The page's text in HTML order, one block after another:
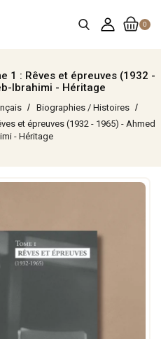
0
1 : Rêves et épreuves (1932 -
Ibrahimi - Héritage
Biographies / Histoires
et épreuves (1932 - 1965) - Ahmed
- Héritage